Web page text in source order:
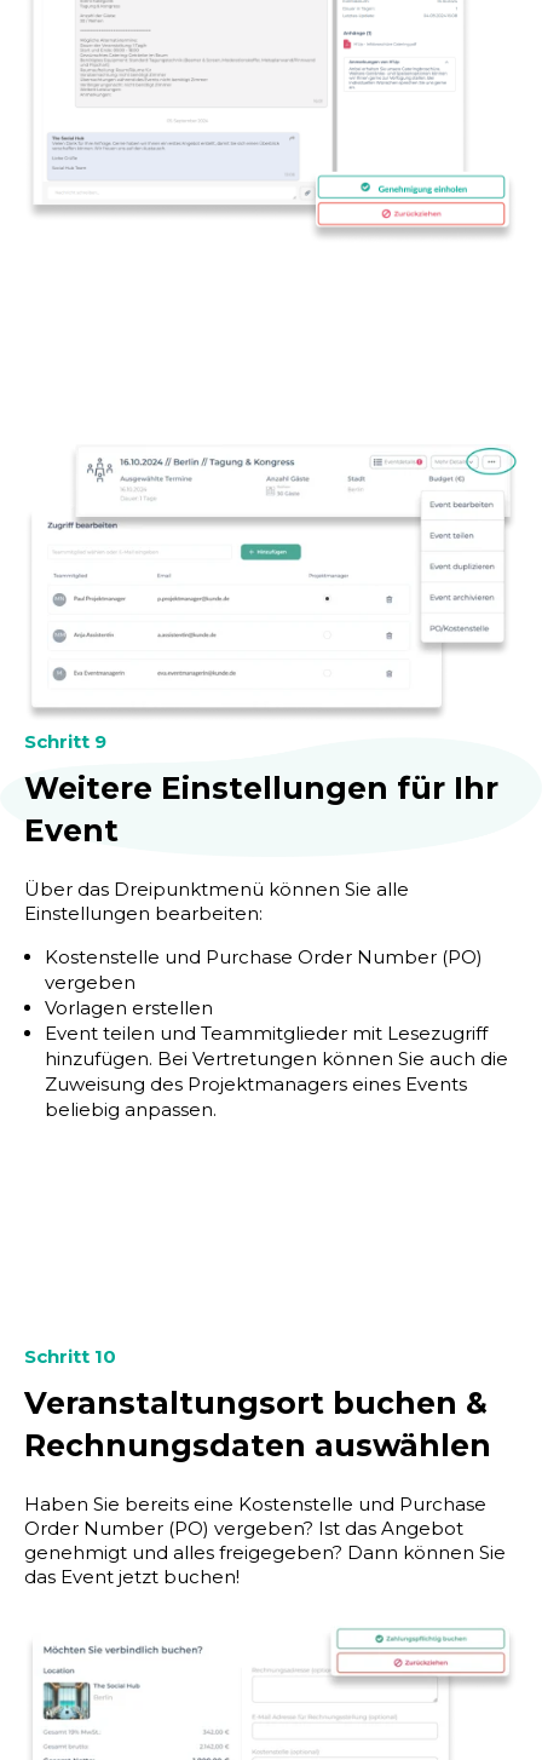
Schritt 9
Weitere Einstellungen für Ihr
Event
Über das Dreipunktmenü können Sie alle
Einstellungen bearbeiten:
Kostenstelle und Purchase Order Number (PO)
vergeben
Vorlagen erstellen
Event teilen und Teammitglieder mit Lesezugriff
hinzufügen. Bei Vertretungen können Sie auch die
Zuweisung des Projektmanagers eines Events
beliebig anpassen.
Schritt 10
Veranstaltungsort buchen &
Rechnungsdaten auswählen
Haben Sie bereits eine Kostenstelle und Purchase
Order Number (PO) vergeben? Ist das Angebot
genehmigt und alles freigegeben? Dann können Sie
das Event jetzt buchen!